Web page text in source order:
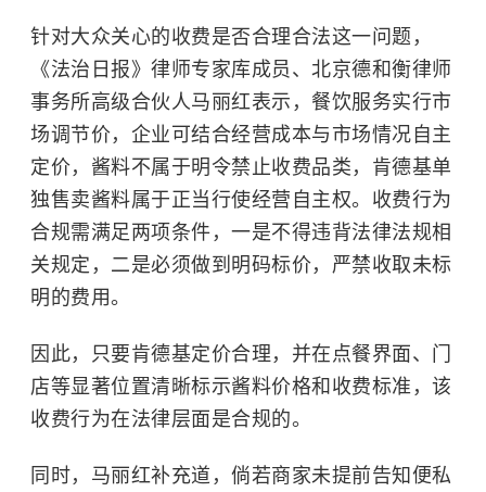
针对大众关心的收费是否合理合法这一问题，
《法治日报》律师专家库成员、北京德和衡律师
事务所高级合伙人马丽红表示，餐饮服务实行市
场调节价，企业可结合经营成本与市场情况自主
定价，酱料不属于明令禁止收费品类，肯德基单
独售卖酱料属于正当行使经营自主权。收费行为
合规需满足两项条件，一是不得违背法律法规相
关规定，二是必须做到明码标价，严禁收取未标
明的费用。
因此，只要肯德基定价合理，并在点餐界面、门
店等显著位置清晰标示酱料价格和收费标准，该
收费行为在法律层面是合规的。
同时，马丽红补充道，倘若商家未提前告知便私